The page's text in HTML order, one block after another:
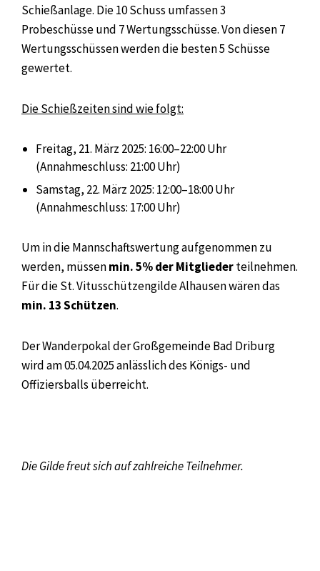
Schießanlage. Die 10 Schuss umfassen 3
Probeschüsse und 7 Wertungsschüsse. Von diesen 7
Wertungsschüssen werden die besten 5 Schüsse
gewertet.
Die Schießzeiten sind wie folgt:
Freitag, 21. März 2025: 16:00–22:00 Uhr
(Annahmeschluss: 21:00 Uhr)
Samstag, 22. März 2025: 12:00–18:00 Uhr
(Annahmeschluss: 17:00 Uhr)
Um in die Mannschaftswertung aufgenommen zu
werden, müssenmin. 5% der Mitgliederteilnehmen.
Für die St. Vitusschützengilde Alhausen wären das
min. 13 Schützen.
Der Wanderpokal der Großgemeinde Bad Driburg
wird am 05.04.2025 anlässlich des Königs- und
Offiziersballs überreicht.
Die Gilde freut sich auf zahlreiche Teilnehmer.